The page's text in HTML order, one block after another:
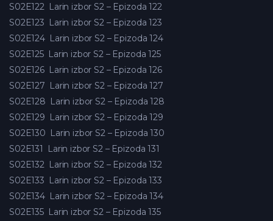
S02E122 Larin izbor S2 – Epizoda 122
S02E123 Larin izbor S2 – Epizoda 123
S02E124 Larin izbor S2 – Epizoda 124
S02E125 Larin izbor S2 – Epizoda 125
S02E126 Larin izbor S2 – Epizoda 126
S02E127 Larin izbor S2 – Epizoda 127
S02E128 Larin izbor S2 – Epizoda 128
S02E129 Larin izbor S2 – Epizoda 129
S02E130 Larin izbor S2 – Epizoda 130
S02E131
Larin izbor S2 – Epizoda 131
S02E132 Larin izbor S2 – Epizoda 132
S02E133 Larin izbor S2 – Epizoda 133
S02E134 Larin izbor S2 – Epizoda 134
S02E135 Larin izbor S2 – Epizoda 135